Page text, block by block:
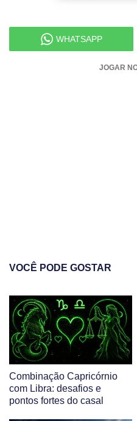
WHATSAPP
JOGAR
VOCÊ PODE GOSTAR
Combinação Capricórnio
com Libra: desafios e
pontos fortes do casal